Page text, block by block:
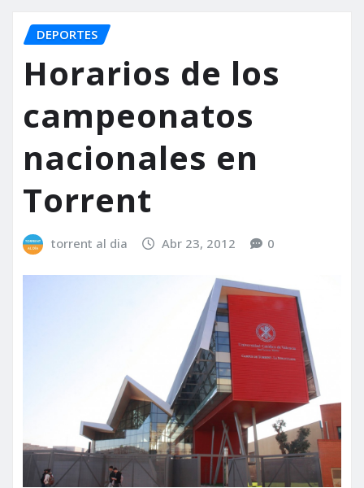
DEPORTES
Horarios de los
campeonatos
nacionales en
Torrent
torrent al dia Abr 23, 2012 0